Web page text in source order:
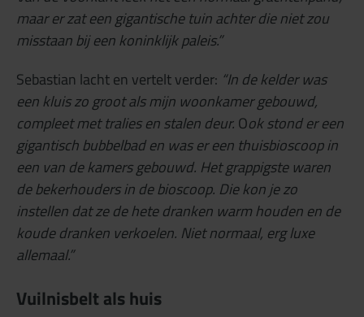
maar er zat een gigantische tuin achter die niet zou
misstaan bij een koninklijk paleis.”
Sebastian lacht en vertelt verder: “In de kelder was
een kluis zo groot als mijn woonkamer gebouwd,
compleet met tralies en stalen deur. Ook stond er een
gigantisch bubbelbad en was er een thuisbioscoop in
een van de kamers gebouwd. Het grappigste waren
de bekerhouders in de bioscoop. Die kon je zo
instellen dat ze de hete dranken warm houden en de
koude dranken verkoelen. Niet normaal, erg luxe
allemaal.”
Vuilnisbelt als huis